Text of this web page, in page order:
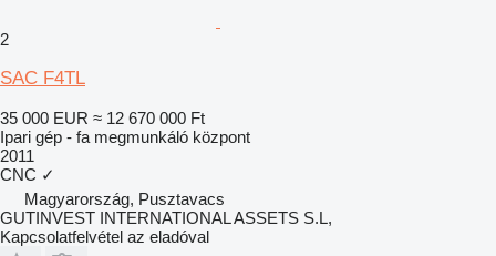
2
SAC F4TL
35 000 EUR ≈ 12 670 000 Ft
Ipari gép - fa megmunkáló központ
2011
CNC ✓
Magyarország, Pusztavacs
GUTINVEST INTERNATIONAL ASSETS S.L,
Kapcsolatfelvétel az eladóval